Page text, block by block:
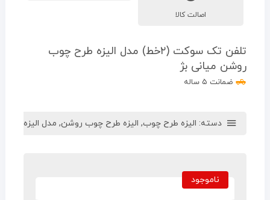
اصالت کالا
تلفن تک سوکت (۲خط) مدل الیزه طرح چوب
روشن میانی بژ
ضمانت ۵ ساله
دسته: الیزه طرح چوب, الیزه طرح چوب روشن, مدل الیزه
ناموجود